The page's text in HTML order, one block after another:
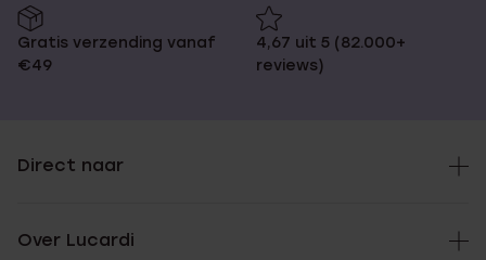
Gratis verzending vanaf
€49
4,67 uit 5 (82.000+
reviews)
Direct naar
Over Lucardi